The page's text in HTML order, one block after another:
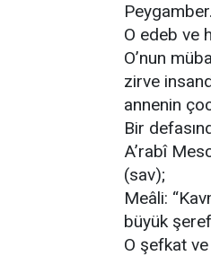
Peygamber.
O edeb ve
O’nun
zirve
annenin
Bir
A’rabî
(sav);
Meâli:
büyük
O şefkat